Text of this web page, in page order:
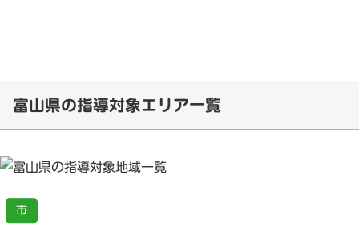
富山県の指導対象エリア一覧